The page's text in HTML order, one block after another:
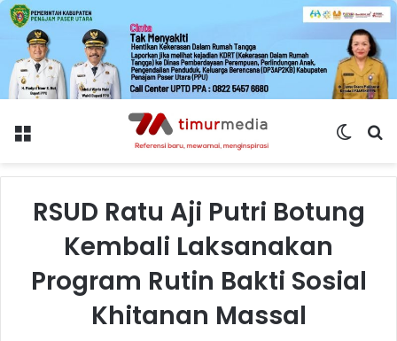
Menu
Switch
RSUD Ratu Aji Putri Botung
Kembali Laksanakan
Program Rutin Bakti Sosial
Khitanan Massal